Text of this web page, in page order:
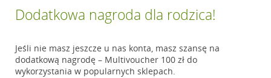
Dodatkowa nagroda dla rodzica!
Jeśli nie masz jeszcze u nas konta, masz szansę na
dodatkową nagrodę – Multivoucher 100 zł do
wykorzystania w popularnych sklepach.